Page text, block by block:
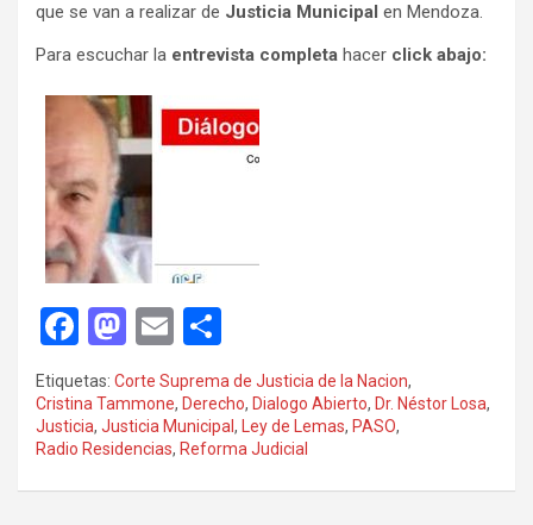
que se van a realizar de Justicia Municipal en Mendoza.
Para escuchar la entrevista completa hacer click abajo:
F
a
ce
b
o
M
a
st
o
d
E
ail
o
m
p
ar
Etiquetas: Corte Suprema de Justicia de la Nacion,
Cristina Tammone, Derecho, Dialogo Abierto, Dr. Néstor Losa,
Justicia, Justicia Municipal, Ley de Lemas, PASO,
Radio Residencias, Reforma Judicial